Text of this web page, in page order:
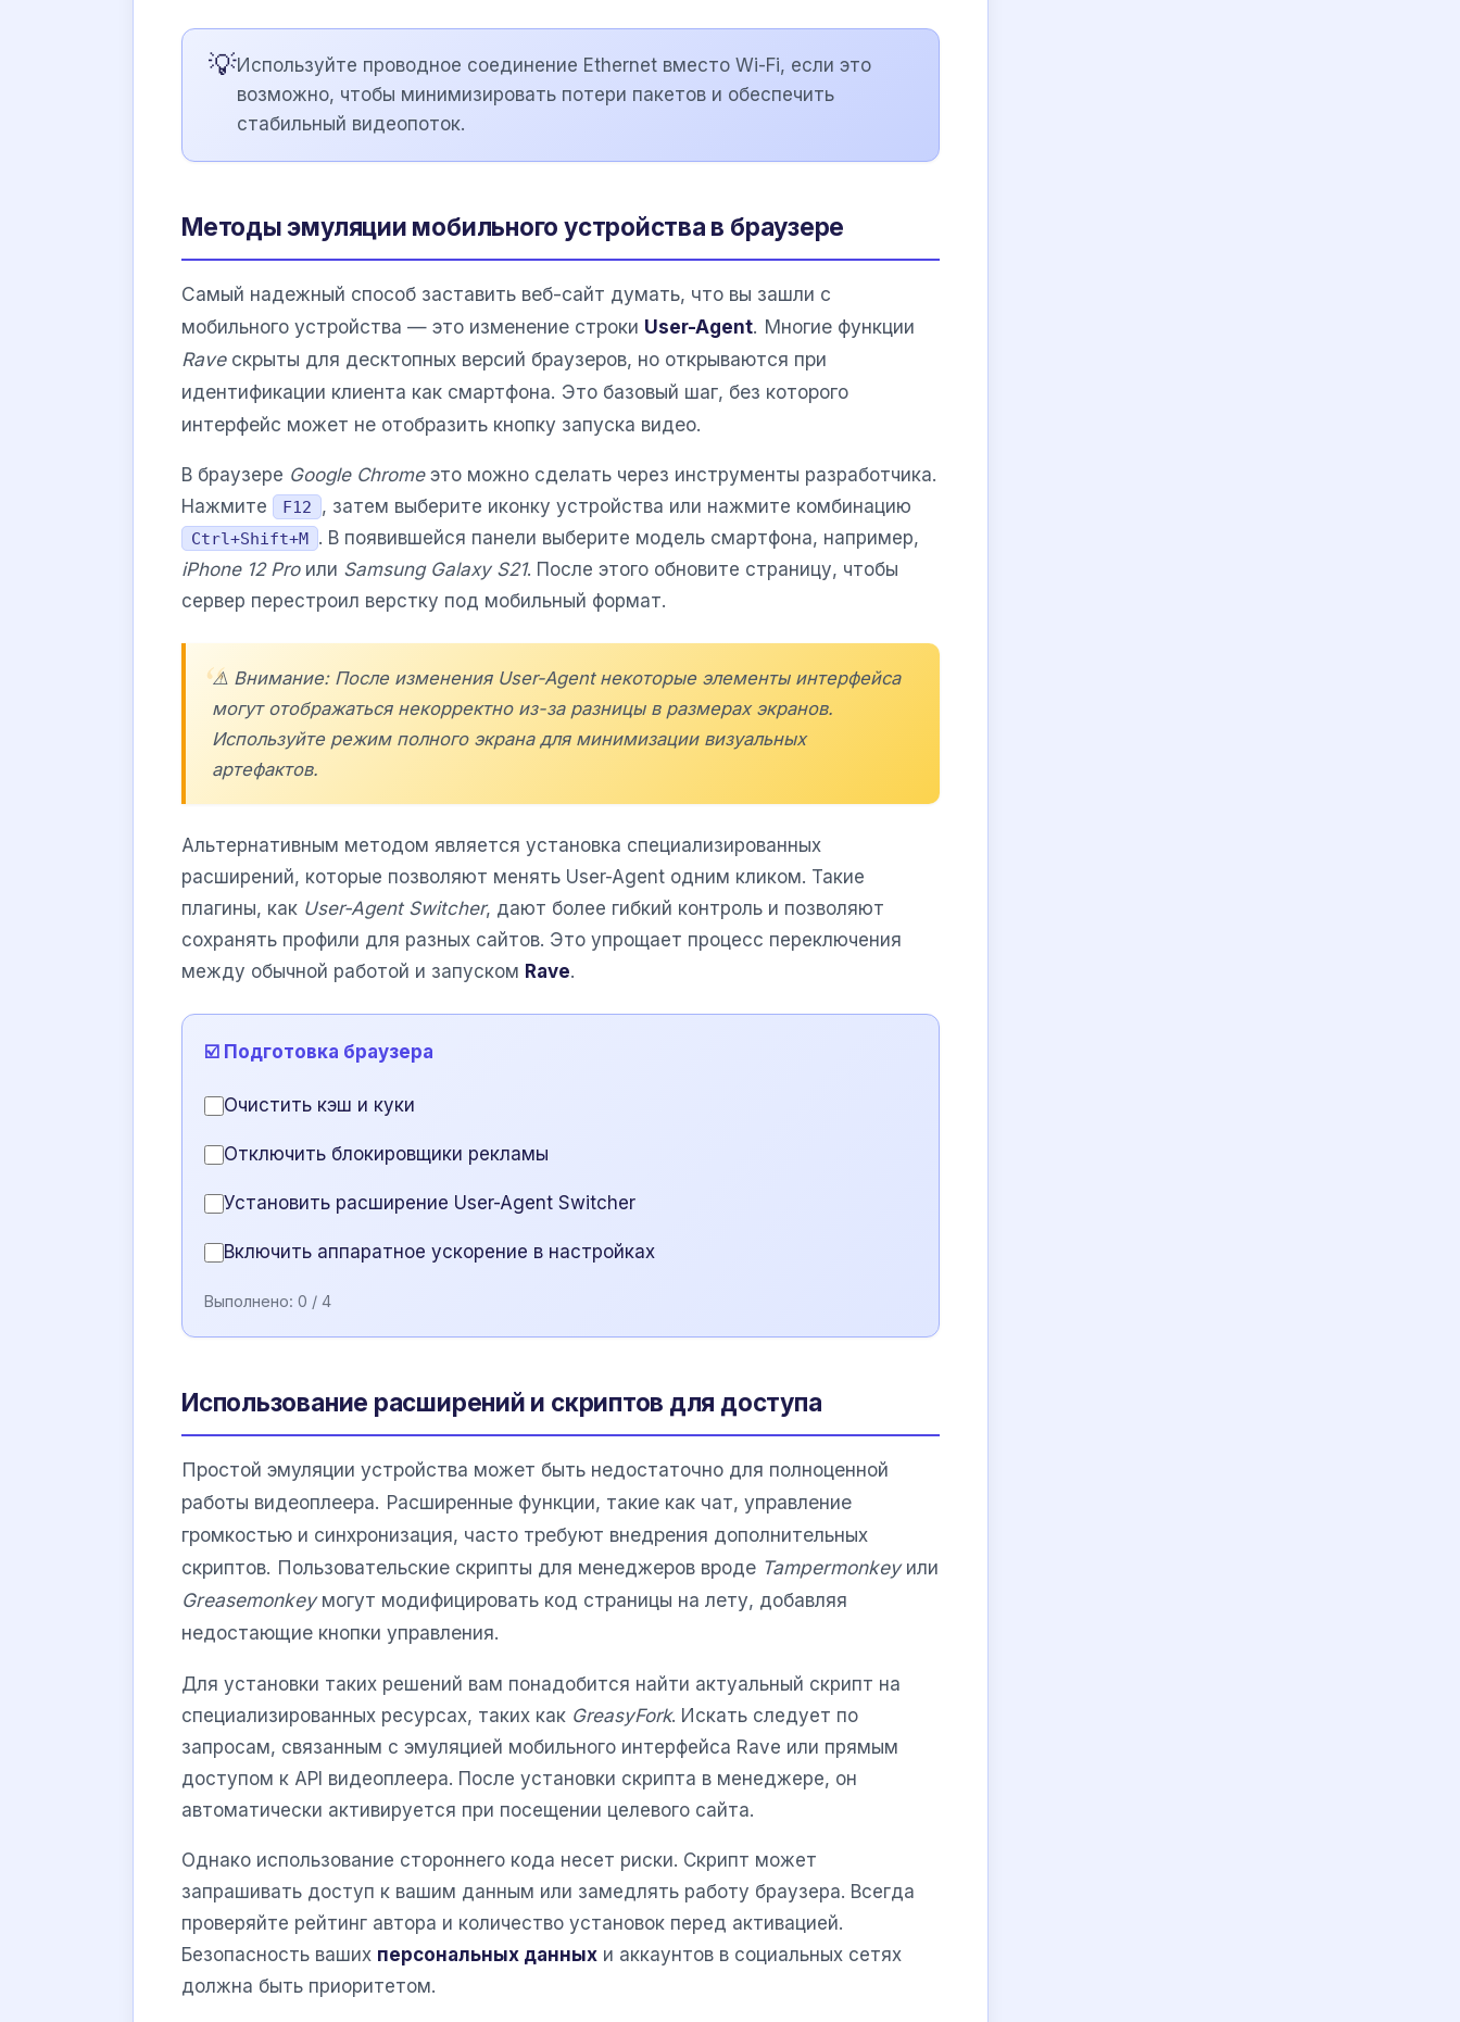
💡Используйте проводное соединение Ethernet вместо Wi-Fi, если это
возможно, чтобы минимизировать потери пакетов и обеспечить
стабильный видеопоток.
Методы эмуляции мобильного устройства в браузере
Самый надежный способ заставить веб-сайт думать, что вы зашли с
мобильного устройства — это изменение строки User-Agent. Многие функции
Raveскрыты для десктопных версий браузеров, но открываются при
идентификации клиента как смартфона. Это базовый шаг, без которого
интерфейс может не отобразить кнопку запуска видео.
В браузере Google Chromeэто можно сделать через инструменты разработчика.
Нажмите
F12 , затем выберите иконку устройства или нажмите комбинацию
Ctrl+Shift+M
. В появившейся панели выберите модель смартфона, например,
iPhone 12 Proили Samsung Galaxy S21. После этого обновите страницу, чтобы
сервер перестроил верстку под мобильный формат.
⚠️ Внимание: После изменения User-Agent некоторые элементы интерфейса
могут отображаться некорректно из-за разницы в размерах экранов.
Используйте режим полного экрана для минимизации визуальных
артефактов.
Альтернативным методом является установка специализированных
расширений, которые позволяют менять User-Agent одним кликом. Такие
плагины, как User-Agent Switcher, дают более гибкий контроль и позволяют
сохранять профили для разных сайтов. Это упрощает процесс переключения
между обычной работой и запуском Rave.
☑️ Подготовка браузера
Очистить кэш и куки
Отключить блокировщики рекламы
Установить расширение User-Agent Switcher
Включить аппаратное ускорение в настройках
Выполнено: 0 / 4
Использование расширений и скриптов для доступа
Простой эмуляции устройства может быть недостаточно для полноценной
работы видеоплеера. Расширенные функции, такие как чат, управление
громкостью и синхронизация, часто требуют внедрения дополнительных
скриптов. Пользовательские скрипты для менеджеров вроде Tampermonkeyили
Greasemonkeyмогут модифицировать код страницы на лету, добавляя
недостающие кнопки управления.
Для установки таких решений вам понадобится найти актуальный скрипт на
специализированных ресурсах, таких как GreasyFork. Искать следует по
запросам, связанным с эмуляцией мобильного интерфейса Rave или прямым
доступом к API видеоплеера. После установки скрипта в менеджере, он
автоматически активируется при посещении целевого сайта.
Однако использование стороннего кода несет риски. Скрипт может
запрашивать доступ к вашим данным или замедлять работу браузера. Всегда
проверяйте рейтинг автора и количество установок перед активацией.
Безопасность ваших персональных данных и аккаунтов в социальных сетях
должна быть приоритетом.